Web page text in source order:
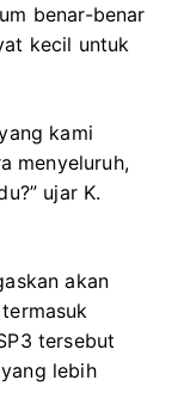
benar-benar
kecil untuk
kami
menyeluruh,
ujar K.
akan
tersebut
lebih